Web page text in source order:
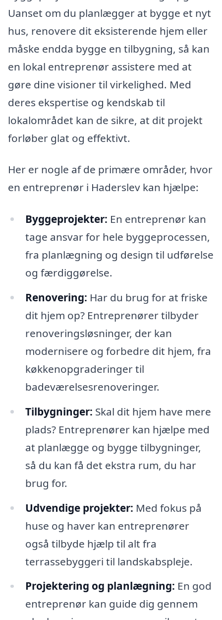
Uanset om du planlægger at bygge et nyt
hus, renovere dit eksisterende hjem eller
måske endda bygge en tilbygning, så kan
en lokal entreprenør assistere med at
gøre dine visioner til virkelighed. Med
deres ekspertise og kendskab til
lokalområdet kan de sikre, at dit projekt
forløber glat og effektivt.
Her er nogle af de primære områder, hvor
en entreprenør i Haderslev kan hjælpe:
Byggeprojekter: En entreprenør kan
tage ansvar for hele byggeprocessen,
fra planlægning og design til udførelse
og færdiggørelse.
Renovering: Har du brug for at friske
dit hjem op? Entreprenører tilbyder
renoveringsløsninger, der kan
modernisere og forbedre dit hjem, fra
køkkenopgraderinger til
badeværelsesrenoveringer.
Tilbygninger: Skal dit hjem have mere
plads? Entreprenører kan hjælpe med
at planlægge og bygge tilbygninger,
så du kan få det ekstra rum, du har
brug for.
Udvendige projekter: Med fokus på
huse og haver kan entreprenører
også tilbyde hjælp til alt fra
terrassebyggeri til landskabspleje.
Projektering og planlægning: En god
entreprenør kan guide dig gennem